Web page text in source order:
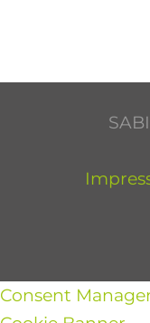
Consent